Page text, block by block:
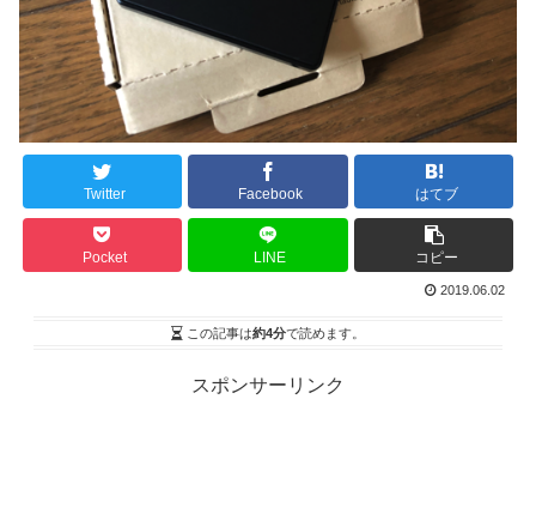
Twitter Facebook はてブ
Pocket LINE コピー
2019.06.02
この記事は約4分で読めます。
スポンサーリンク